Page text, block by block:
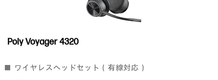
Poly Voyager 4320
ワイヤレスヘッドセット（有線対応）